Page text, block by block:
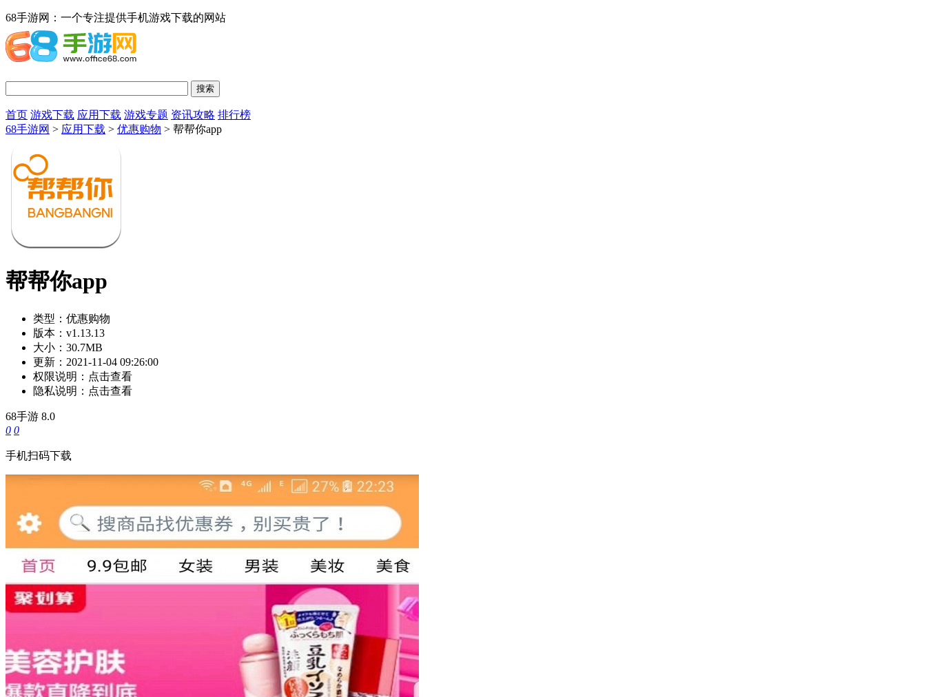
68手游网：一个专注提供手机游戏下载的网站
首页 游戏下载 应用下载 游戏专题 资讯攻略 排行榜
68手游网 > 应用下载 > 优惠购物 > 帮帮你app
帮帮你app
类型： 优惠购物
版本： v1.13.13
大小： 30.7MB
更新： 2021-11-04 09:26:00
权限说明： 点击查看
隐私说明： 点击查看
68手游 8.0
0 0
手机扫码下载